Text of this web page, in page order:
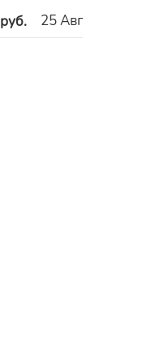
руб.
25 Авг